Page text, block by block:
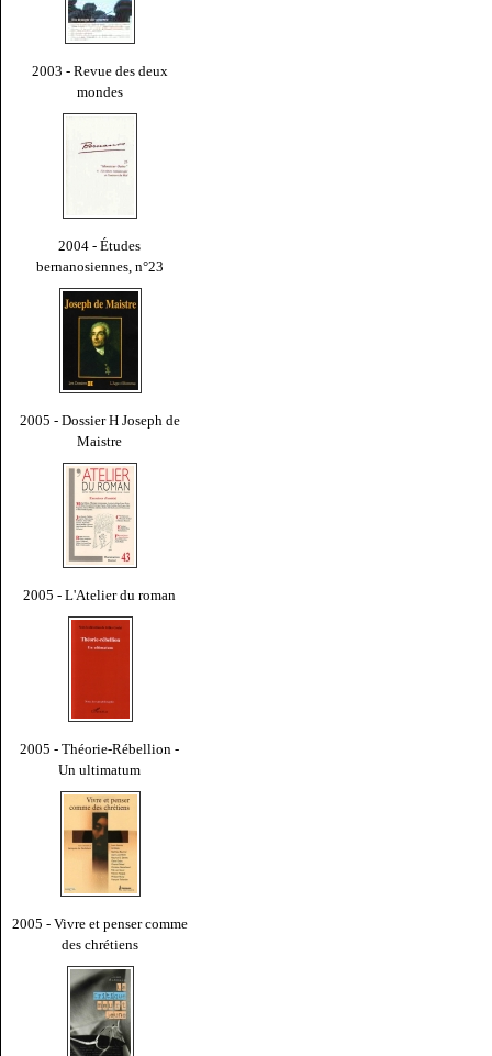
2003 - Revue des deux
mondes
2004 - Études
bernanosiennes, n°23
2005 - Dossier H Joseph de
Maistre
2005 - L'Atelier du roman
2005 - Théorie-Rébellion -
Un ultimatum
2005 - Vivre et penser comme
des chrétiens